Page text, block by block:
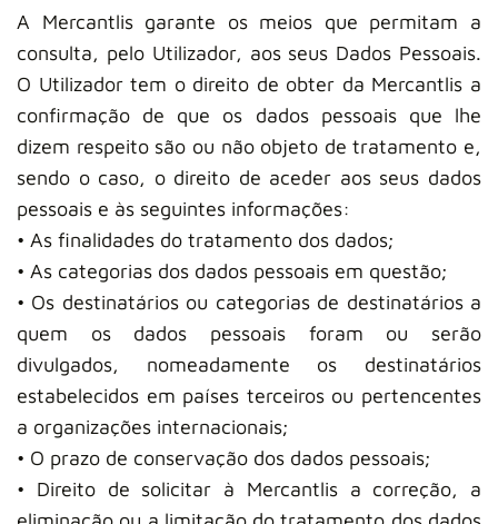
A Mercantlis garante os meios que permitam a
consulta, pelo Utilizador, aos seus Dados Pessoais.
O Utilizador tem o direito de obter da Mercantlis a
confirmação de que os dados pessoais que lhe
dizem respeito são ou não objeto de tratamento e,
sendo o caso, o direito de aceder aos seus dados
pessoais e às seguintes informações:
• As finalidades do tratamento dos dados;
• As categorias dos dados pessoais em questão;
• Os destinatários ou categorias de destinatários a
quem os dados pessoais foram ou serão
divulgados, nomeadamente os destinatários
estabelecidos em países terceiros ou pertencentes
a organizações internacionais;
• O prazo de conservação dos dados pessoais;
• Direito de solicitar à Mercantlis a correção, a